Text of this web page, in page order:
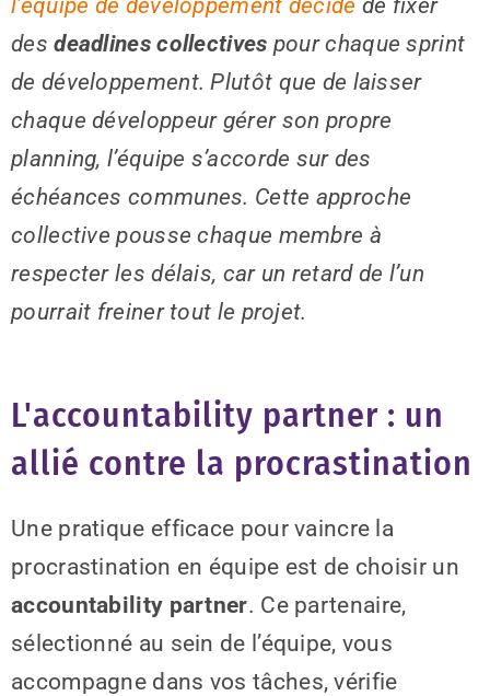
desdeadlines collectives pour chaque sprint
de développement. Plutôt que de laisser
chaque développeur gérer son propre
planning, l’équipe s’accorde sur des
échéances communes. Cette approche
collective pousse chaque membre à
respecter les délais, car un retard de l’un
pourrait freiner tout le projet.
L'accountability partner : un
allié contre la procrastination
Une pratique efficace pour vaincre la
procrastination en équipe est de choisir un
accountability partner. Ce partenaire,
sélectionné au sein de l’équipe, vous
accompagne dans vos tâches, vérifie